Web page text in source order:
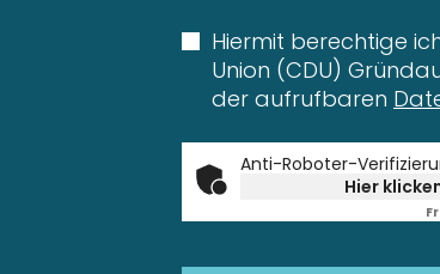
Hiermit berechtige
Union (CDU)
der aufrufbaren
Anti-Roboter-
Hier